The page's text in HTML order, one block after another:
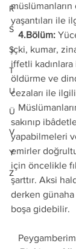
R
S
Ş
T
U
Ü
V
Y
Z
yaşantıları ile
   4.Bölüm:
içki, kumar,
iffetli kadınlara
öldürme ve
cezaları ile
   Müslümanların, haramlardan titizlikle
sakınıp
yapabilmeleri
emirler
için öncelikle
şarttır. Aksi
derken
boşa gidebilir.